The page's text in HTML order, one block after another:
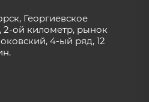
Георгиевское
2-ой километр, рынок
4-ый ряд, 12